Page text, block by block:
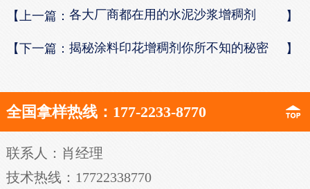
【上一篇： 各大厂商都在用的水泥沙浆增稠剂 】
【下一篇： 揭秘涂料印花增稠剂你所不知的秘密 】
全国拿样热线：177-2233-8770
联系人：肖经理
技术热线：17722338770